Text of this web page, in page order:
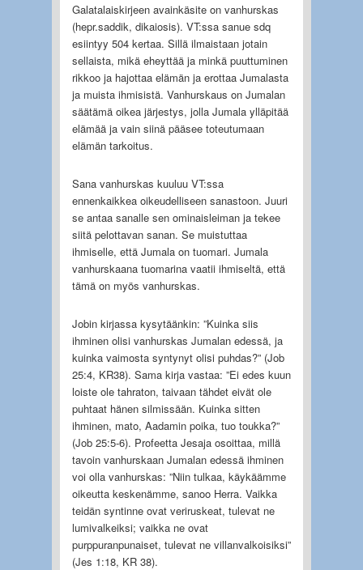
Galatalaiskirjeen avainkäsite on vanhurskas
(hepr.saddik, dikaiosis). VT:ssa sanue sdq
esiintyy 504 kertaa. Sillä ilmaistaan jotain
sellaista, mikä eheyttää ja minkä puuttuminen
rikkoo ja hajottaa elämän ja erottaa Jumalasta
ja muista ihmisistä. Vanhurskaus on Jumalan
säätämä oikea järjestys, jolla Jumala ylläpitää
elämää ja vain siinä pääsee toteutumaan
elämän tarkoitus.
Sana vanhurskas kuuluu VT:ssa
ennenkaikkea oikeudelliseen sanastoon. Juuri
se antaa sanalle sen ominaisleiman ja tekee
siitä pelottavan sanan. Se muistuttaa
ihmiselle, että Jumala on tuomari. Jumala
vanhurskaana tuomarina vaatii ihmiseltä, että
tämä on myös vanhurskas.
Jobin kirjassa kysytäänkin: ”Kuinka siis
ihminen olisi vanhurskas Jumalan edessä, ja
kuinka vaimosta syntynyt olisi puhdas?” (Job
25:4, KR38). Sama kirja vastaa: ”Ei edes kuun
loiste ole tahraton, taivaan tähdet eivät ole
puhtaat hänen silmissään. Kuinka sitten
ihminen, mato, Aadamin poika, tuo toukka?”
(Job 25:5-6). Profeetta Jesaja osoittaa, millä
tavoin vanhurskaan Jumalan edessä ihminen
voi olla vanhurskas: ”Niin tulkaa, käykäämme
oikeutta keskenämme, sanoo Herra. Vaikka
teidän syntinne ovat veriruskeat, tulevat ne
lumivalkeiksi; vaikka ne ovat
purppuranpunaiset, tulevat ne villanvalkoisiksi”
(Jes 1:18, KR 38).